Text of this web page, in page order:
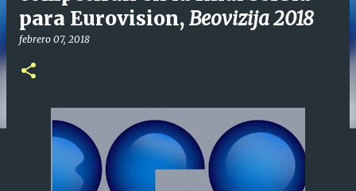
para Eurovision,Beovizija 2018
febrero 07, 2018